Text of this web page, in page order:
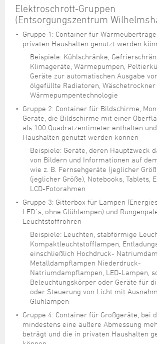
Elektroschrott-Gruppen
(Entsorgungszentrum
Gruppe 1: Container für
privaten Haushalten genutzt werden
Beispiele: Kühlschränke,
Klimageräte, Wärmepumpen,
Geräte zur automatischen Ausgabe
ölgefüllte Radiatoren,
Wärmepumpentechnologie
Gruppe 2: Container für Bildschirme,
Geräte, die Bildschirme mit einer
als 100 Quadratzentimeter enthalten
Haushalten genutzt werden können
Beispiele: Geräte, deren Hauptzweck
von Bildern und Informationen auf
wie z. B. Fernsehgeräte (jeglicher
(jeglicher Größe), Notebooks, Tablets,
LCD-Fotorahmen
Gruppe 3: Gitterbox für Lampen
LED`s, ohne Glühlampen) und
Leuchtstoffröhren
Beispiele: Leuchten, stabförmige
Kompaktleuchtstofflampen,
einschließlich Hochdruck-
Metalldampflampen Niederdruck-
Natriumdampflampen, LED-Lampen,
Beleuchtungskörper oder Geräte für
oder Steuerung von Licht mit
Glühlampen
Gruppe 4: Container für Großgeräte, bei
mindestens eine äußere Abmessung
beträgt und die in privaten Haushalten